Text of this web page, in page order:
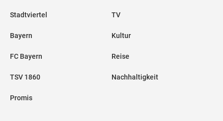
Stadtviertel
Bayern
FC Bayern
TSV 1860
Promis
TV
Kultur
Reise
Nachhaltigkeit